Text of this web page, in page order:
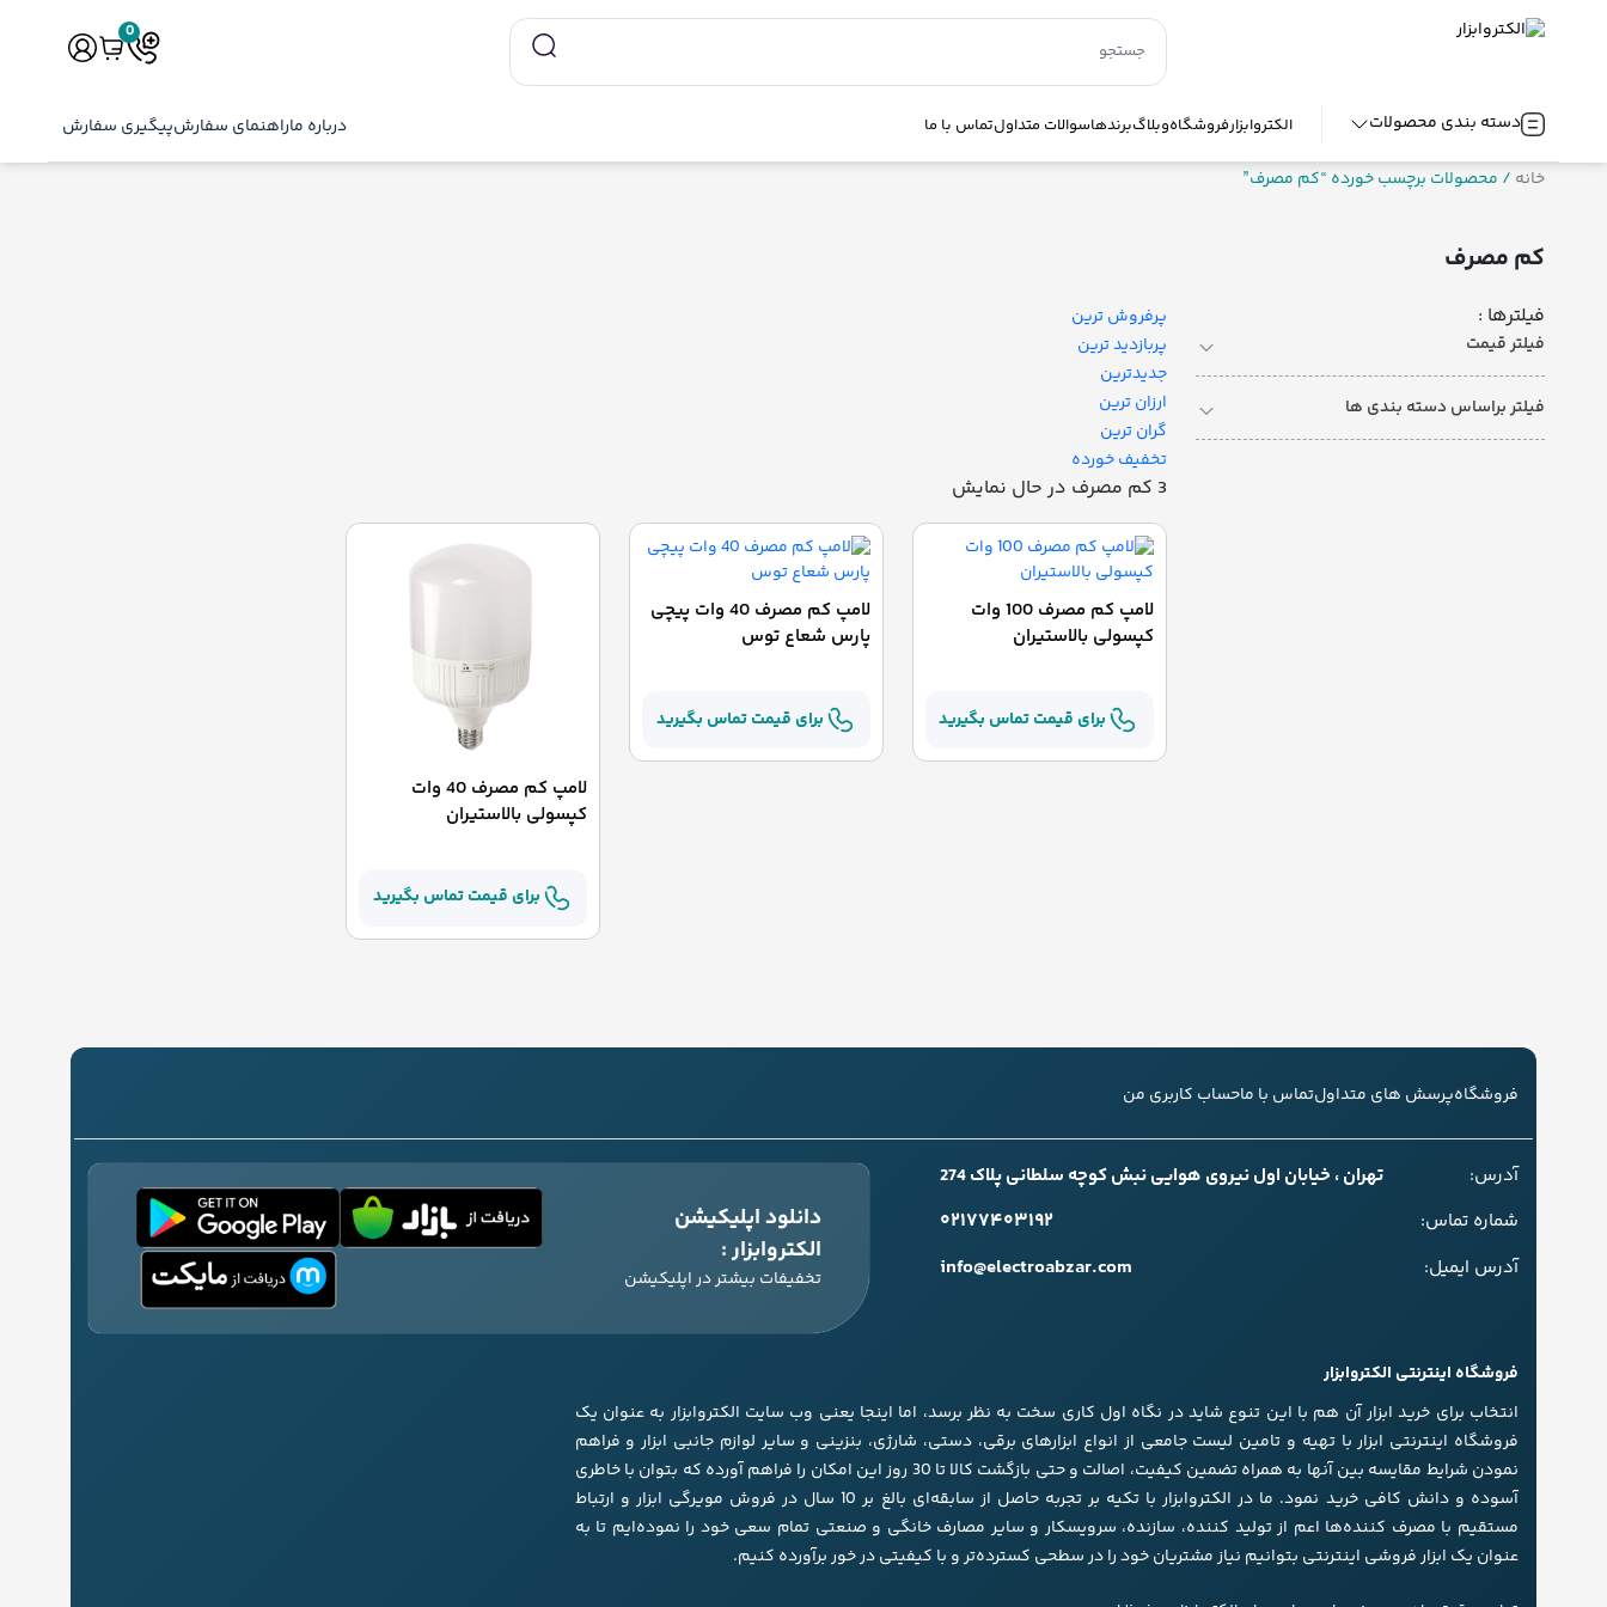
0
دسته بندی محصولات الکتروابزارفروشگاهوبلاگبرندهاسوالات متداولتماس با ما درباره ماراهنمای سفارشپیگیری سفارش
خانه / محصولات برچسب خورده “کم مصرف”
کم مصرف
فیلترها :
فیلتر قیمت
فیلتر براساس دسته بندی ها
پرفروش ترین
پربازدید ترین
جدیدترین
ارزان ترین
گران ترین
تخفیف خورده
3 کم مصرف در حال نمایش
لامپ کم مصرف 100 وات
کپسولی بالاستیران
برای قیمت تماس بگیرید
لامپ کم مصرف 40 وات پیچی
پارس شعاع توس
برای قیمت تماس بگیرید
لامپ کم مصرف 40 وات
کپسولی بالاستیران
برای قیمت تماس بگیرید
فروشگاهپرسش های متداولتماس با ماحساب کاربری من
آدرس:
تهران ، خیابان اول نیروی هوایی نبش کوچه سلطانی پلاک 274
شماره تماس:
۰۲۱۷۷۴۰۳۱۹۲
آدرس ایمیل: info@electroabzar.com
دانلود اپلیکیشن
الکتروابزار :
تخفیفات بیشتر در اپلیکیشن
فروشگاه اینترنتی الکتروابزار
انتخاب برای خرید ابزار آن هم با این تنوع شاید در نگاه اول کاری سخت به نظر برسد، اما اینجا یعنی وب سایت الکتروابزار به عنوان یک
فروشگاه اینترنتی ابزار با تهیه و تامین لیست جامعی از انواع ابزار‌های برقی، دستی، شارژی، بنزینی و سایر لوازم جانبی ابزار و فراهم
نمودن شرایط مقایسه بین آنها به همراه تضمین کیفیت، اصالت و حتی بازگشت کالا تا 30 روز این امکان را فراهم آورده که بتوان با خاطری
آسوده و دانش کافی خرید نمود. ما در الکتروابزار با تکیه بر تجربه حاصل از سابقه‌ای بالغ بر 10 سال در فروش مویرگی ابزار و ارتباط
مستقیم با مصرف کننده‌ها اعم از تولید کننده، سازنده، سرویسکار و سایر مصارف خانگی و صنعتی تمام سعی خود را نموده‌ایم تا به
عنوان یک ابزار فروشی اینترنتی بتوانیم نیاز مشتریان خود را در سطحی کسترده‌تر و با کیفیتی در خور برآورده کنیم.